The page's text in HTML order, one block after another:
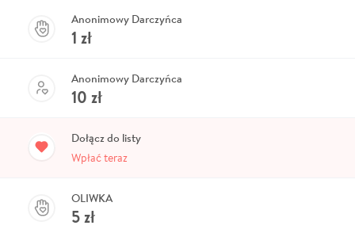
Anonimowy Darczyńca
1 zł
Anonimowy Darczyńca
10 zł
Dołącz do listy
Wpłać teraz
OLIWKA
5zł